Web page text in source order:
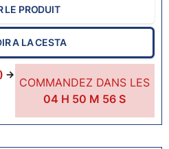
→
COMMANDEZ DANS LES
04 H 50 M 55 S
LE PRODUIT
A LA CESTA